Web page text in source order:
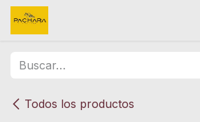
Ir al contenido
Todos los productos